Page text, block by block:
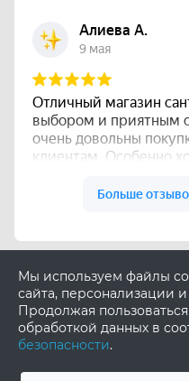
Мы используем файлы
сайта, персонализации
Продолжая
обработкой данных в
безопасности.